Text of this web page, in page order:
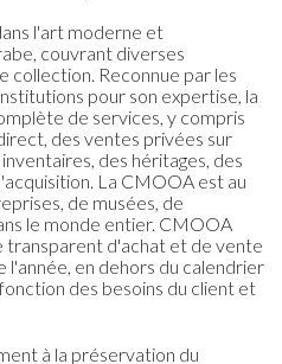
l'art moderne et
couvrant diverses
collection. Reconnue par les
pour son expertise, la
de services, y compris
des ventes privées sur
des héritages, des
La CMOOA est au
de musées, de
le monde entier. CMOOA
transparent d'achat et de vente
en dehors du calendrier
des besoins du client et
à la préservation du